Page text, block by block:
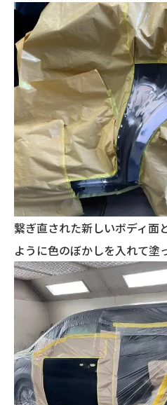
繋ぎ直された新しいボディ面
ように色のぼかしを入れて塗